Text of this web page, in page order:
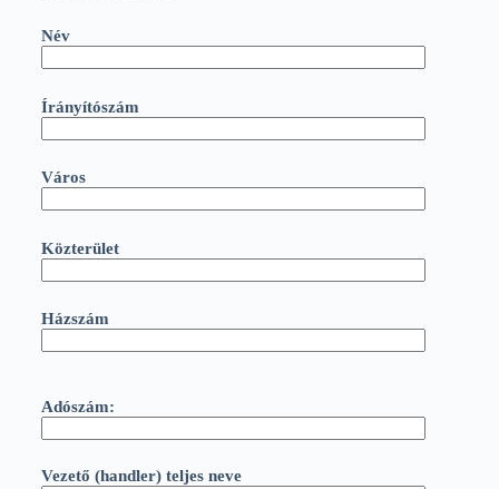
Név
Írányítószám
Város
Közterület
Házszám
Adószám:
Vezető (handler) teljes neve